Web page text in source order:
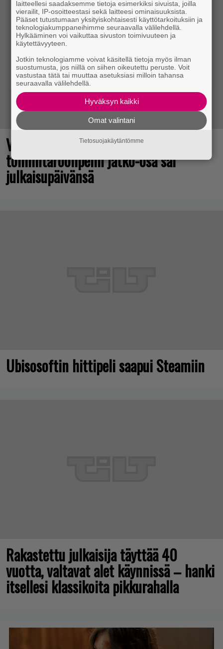
Vuonna 2018 nähdyn
toimintaroolipelin jatko-osa sai
julkaisupäivänsä
Ubisosoftin hittipeli saapui Steamiin
Rakastettu julkaisija täyttää 40
vuotta, valtavat alet käynnissä – hanki
itsellesi klassikoita pikkurahalla
laitteellesi saadaksemme tietoja esimerkiksi sivuista, joilla
vierailit, IP-osoitteestasi sekä laitteesi ominaisuuksista.
Pääset tutustumaan yksityiskohtaisesti käyttötarkoituksiin ja
teknologiakumppaneihimme seuraavalla välilehdellä.
Hylkääminen voi vaikuttaa sivuston toimivuuteen ja
käytettävyyteen.
Jotkin teknologiamme voivat käsitellä tietoja myös ilman
suostumusta, jos niillä on siihen oikeutettu peruste. Voit
vastustaa tätä tai muuttaa asetuksiasi milloin tahansa
seuraavalla välilehdellä.
Hyväksyn kaikki
Omat valintani
Tietosuojakäytäntömme